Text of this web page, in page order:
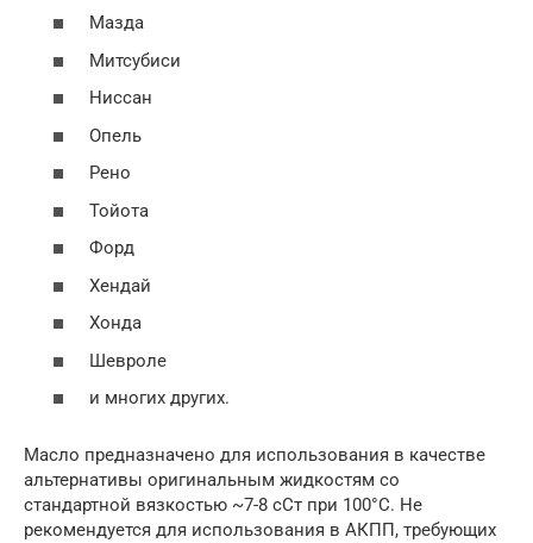
Мазда
Митсубиси
Ниссан
Опель
Рено
Тойота
Форд
Хендай
Хонда
Шевроле
и многих других.
Масло предназначено для использования в качестве
альтернативы оригинальным жидкостям со
стандартной вязкостью ~7-8 сСт при 100°С. Не
рекомендуется для использования в АКПП, требующих